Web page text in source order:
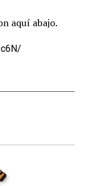
aquí abajo.